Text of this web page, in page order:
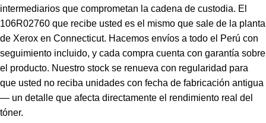
intermediarios que comprometan la cadena de custodia. El
106R02760 que recibe usted es el mismo que sale de la planta
de Xerox en Connecticut. Hacemos envíos a todo el Perú con
seguimiento incluido, y cada compra cuenta con garantía sobre
el producto. Nuestro stock se renueva con regularidad para
que usted no reciba unidades con fecha de fabricación antigua
— un detalle que afecta directamente el rendimiento real del
tóner.